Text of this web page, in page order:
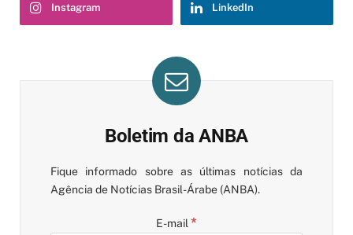
Instagram LinkedIn
Boletim da ANBA
Fique informado sobre as últimas notícias da
Agência de Notícias Brasil-Árabe (ANBA).
E-mail *